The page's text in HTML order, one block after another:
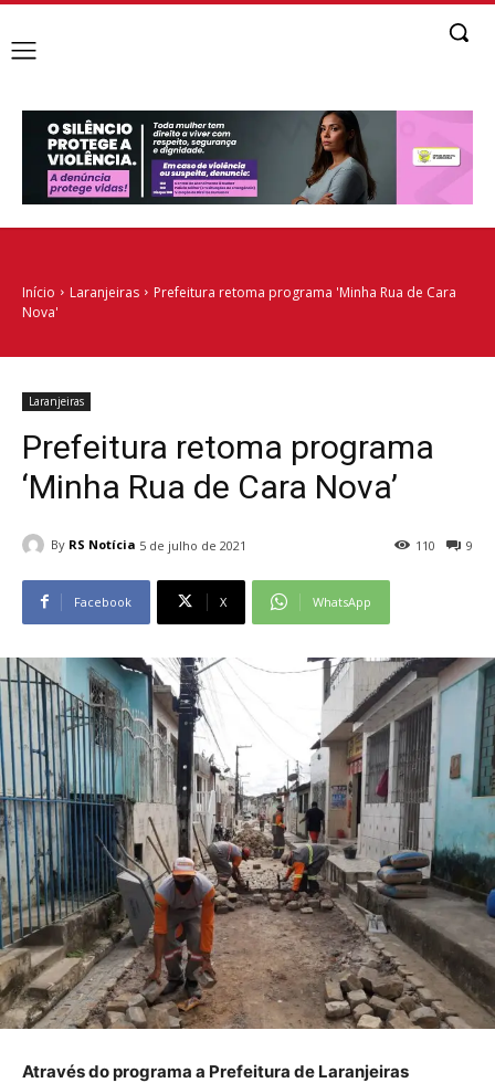
Início Laranjeiras
Prefeitura retoma programa 'Minha Rua de Cara
Nova'
Laranjeiras
Prefeitura retoma programa
‘Minha Rua de Cara Nova’
By RS Notícia 5 de julho de 2021 9
110
Facebook X WhatsApp
Através do programa a Prefeitura de Laranjeiras